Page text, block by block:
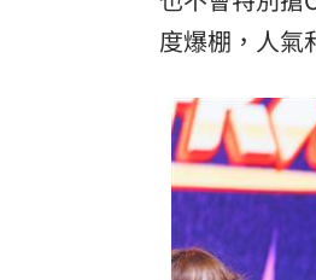
度爆棚，人氣